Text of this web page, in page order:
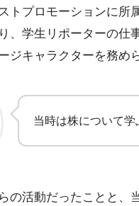
トプロモーションに所
、学生リポーターの仕
ジキャラクターを務め
当時は株について学
の活動だったことと、